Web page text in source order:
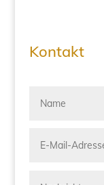
Kontakt